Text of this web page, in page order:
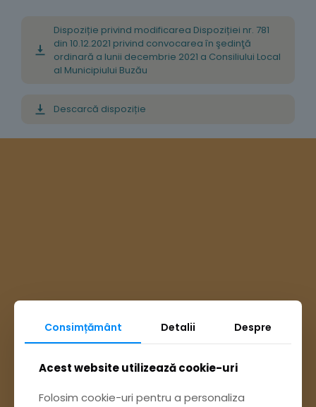
Dispoziție privind modificarea Dispoziției nr. 781
din 10.12.2021 privind convocarea în şedinţă
ordinară a lunii decembrie 2021 a Consiliului Local
al Municipiului Buzău
Descarcă dispoziție
Ai întrebări? Accesează
Consimțământ Detalii Despre
Acest website utilizează cookie-uri
Folosim cookie-uri pentru a personaliza